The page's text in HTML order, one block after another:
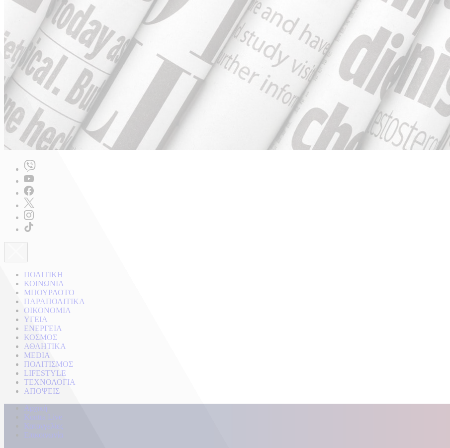
ΠΟΛΙΤΙΚΗ
ΚΟΙΝΩΝΙΑ
ΜΠΟΥΡΛΟΤΟ
ΠΑΡΑΠΟΛΙΤΙΚΑ
ΟΙΚΟΝΟΜΙΑ
ΥΓΕΙΑ
ΕΝΕΡΓΕΙΑ
ΚΟΣΜΟΣ
ΑΘΛΗΤΙΚΑ
MEDIA
ΠΟΛΙΤΙΣΜΟΣ
LIFESTYLE
ΤΕΧΝΟΛΟΓΙΑ
ΑΠΟΨΕΙΣ
Αρχική
Kontra Live
Καταγγελίες
Επικοινωνία